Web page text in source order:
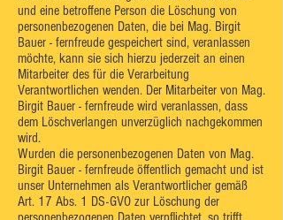
und eine betroffene Person die Löschung von
personenbezogenen Daten, die bei Mag. Birgit
Bauer - fernfreude gespeichert sind, veranlassen
möchte, kann sie sich hierzu jederzeit an einen
Mitarbeiter des für die Verarbeitung
Verantwortlichen wenden. Der Mitarbeiter von Mag.
Birgit Bauer - fernfreude wird veranlassen, dass
dem Löschverlangen unverzüglich nachgekommen
wird.
Wurden die personenbezogenen Daten von Mag.
Birgit Bauer - fernfreude öffentlich gemacht und ist
unser Unternehmen als Verantwortlicher gemäß
Art. 17 Abs. 1 DS-GVO zur Löschung der